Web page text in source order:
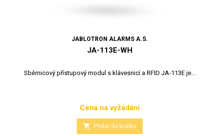
JABLOTRON ALARMS A.S.
JA-113E-WH
Sběrnicový přístupový modul s klávesnicí a RFID JA-113E je...
Cena
Cena na vyžádání
 Přidat do košíku